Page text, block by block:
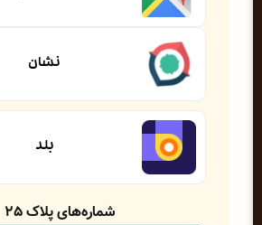
نشان
بلد
شماره‌های پلاک ۲۵